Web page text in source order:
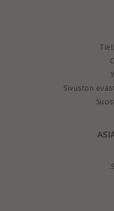
Sivuston